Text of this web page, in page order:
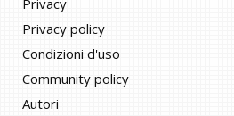
Privacy policy
Condizioni d'uso
Community policy
Autori